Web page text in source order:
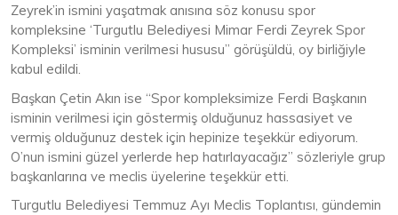
Zeyrek’in ismini yaşatmak anısına söz konusu spor
kompleksine ‘Turgutlu Belediyesi Mimar Ferdi Zeyrek Spor
Kompleksi’ isminin verilmesi hususu” görüşüldü, oy birliğiyle
kabul edildi.
Başkan Çetin Akın ise “Spor kompleksimize Ferdi Başkanın
isminin verilmesi için göstermiş olduğunuz hassasiyet ve
vermiş olduğunuz destek için hepinize teşekkür ediyorum.
O’nun ismini güzel yerlerde hep hatırlayacağız” sözleriyle grup
başkanlarına ve meclis üyelerine teşekkür etti.
Turgutlu Belediyesi Temmuz Ayı Meclis Toplantısı, gündemin